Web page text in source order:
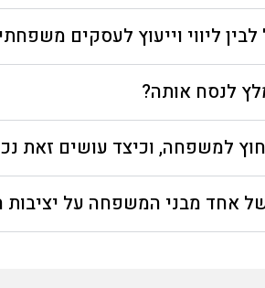
ליווי וייעוץ לעסקים
לנסח אותה?
למשפחה, וכיצד עושים זאת
של אחד מבני המשפחה על